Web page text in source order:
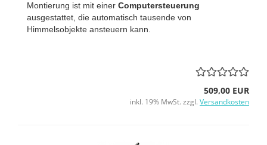
Montierung ist mit einer Computersteuerung
ausgestattet, die automatisch tausende von
Himmelsobjekte ansteuern kann.
509,00 EUR
inkl. 19% MwSt. zzgl. Versandkosten